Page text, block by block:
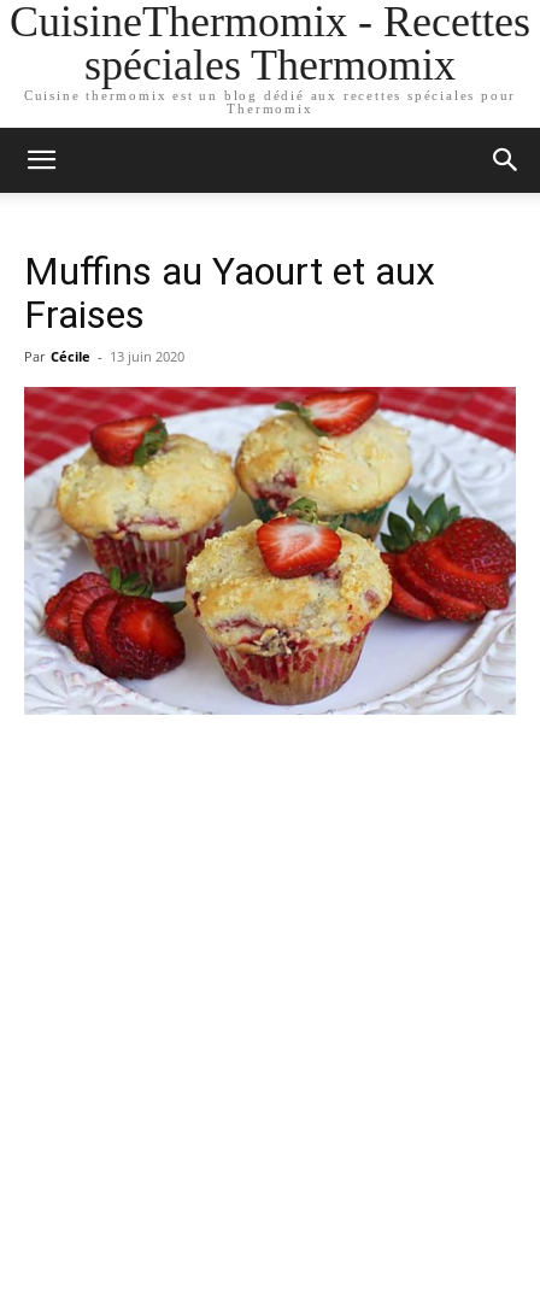
CuisineThermomix - Recettes
spéciales Thermomix
Cuisine thermomix est un blog dédié aux recettes spéciales pour
Thermomix
Muffins au Yaourt et aux
Fraises
Par Cécile - 13 juin 2020